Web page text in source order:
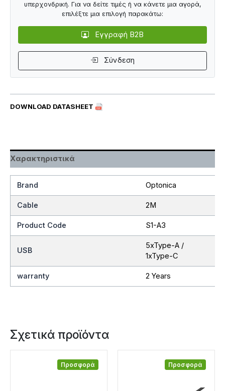
DOWNLOAD DATASHEET
υπερχονδρική. Για να δείτε τιμές ή να κάνετε μια αγορά,
επιλέξτε μια επιλογή παρακάτω:
Εγγραφή B2B
Σύνδεση
Χαρακτηριστικά
Brand Optonica
Cable 2M
Product Code S1-A3
USB
5xType-A /
1xType-C
warranty 2 Years
Σχετικά προϊόντα
Προσφορά Προσφορά